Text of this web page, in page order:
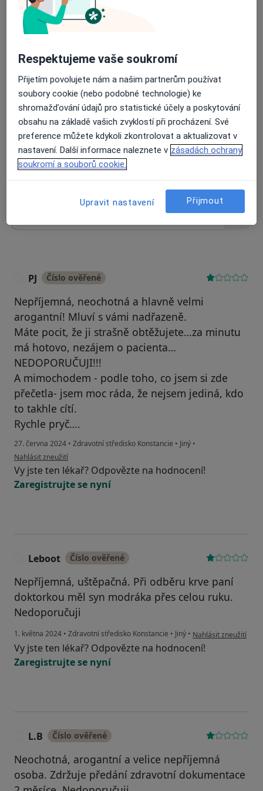
Recenze pacientů jsou pro nás důležité.
Specialisté nemají možnost zaplatit za
odstranění nebo změnu recenze pacienta.
Další informace. Další informace o názorech
Hledejte v názorech
PJ Číslo ověřené
Nepříjemná, neochotná a hlavně velmi
arogantní! Mluví s vámi nadřazeně.
Máte pocit, že ji strašně obtěžujete…za minutu
má hotovo, nezájem o pacienta…
NEDOPORUČUJI!!!
A mimochodem - podle toho, co jsem si zde
přečetla- jsem moc ráda, že nejsem jediná, kdo
to takhle cítí.
Rychle pryč….
27. června 2024 • Zdravotní středisko Konstancie • Jiný •
podle názoru uživatele PJ
Nahlásit zneužití
Vy jste ten lékař? Odpovězte na hodnocení!
Zaregistrujte se nyní
Leboot Číslo ověřené
Nepříjemná, uštěpačná. Při odběru krve paní
doktorkou měl syn modráka přes celou ruku.
Nedoporučuji
1. května 2024 • Zdravotní středisko Konstancie • Jiný • podle názoru
Nahlásit zneužití
Vy jste ten lékař? Odpovězte na hodnocení!
Zaregistrujte se nyní
L.B Číslo ověřené
Neochotná, arogantní a velice nepříjemná
osoba. Zdržuje předání zdravotní dokumentace
Respektujeme vaše soukromí
Přijetím povolujete nám a našim partnerům používat
soubory cookie (nebo podobné technologie) ke
shromažďování údajů pro statistické účely a poskytování
obsahu na základě vašich zvyklostí při procházení. Své
preference můžete kdykoli zkontrolovat a aktualizovat v
nastavení. Další informace naleznete v zásadách ochrany
soukromí a souborů cookie.
Upravit nastavení Přijmout